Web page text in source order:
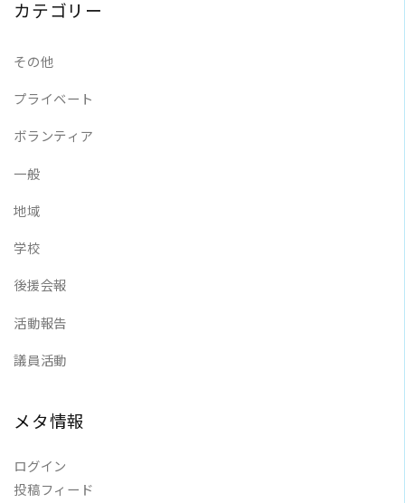
カテゴリー
その他
プライベート
ボランティア
一般
地域
学校
後援会報
活動報告
議員活動
メタ情報
ログイン
投稿フィード